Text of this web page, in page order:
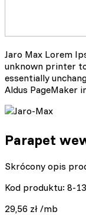
Jaro Max Lorem
unknown printer
essentially
Aldus PageMaker
Parapet
Skrócony opis
Kod produktu: 8-
29,56 zł /mb